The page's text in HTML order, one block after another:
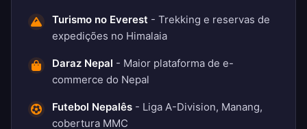
Turismo no Everest - Trekking e reservas de
expedições no Himalaia
Daraz Nepal - Maior plataforma de e-
commerce do Nepal
Futebol Nepalês - Liga A-Division, Manang,
cobertura MMC